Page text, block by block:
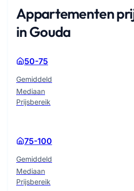
Appartementen
in Gouda
50-75
Gemiddeld
Mediaan
Prijsbereik
75-100
Gemiddeld
Mediaan
Prijsbereik